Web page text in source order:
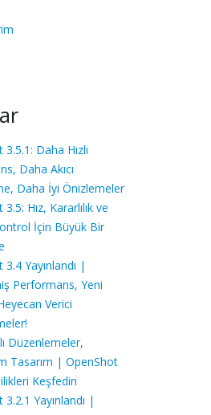
Daha Hızlı
Daha Akıcı
Daha İyi Önizlemeler
Hız, Kararlılık ve
İçin Büyük Bir
Yayınlandı |
Performans, Yeni
Verici
Düzenlemeler,
Tasarım | OpenShot
Keşfedin
Yayınlandı |